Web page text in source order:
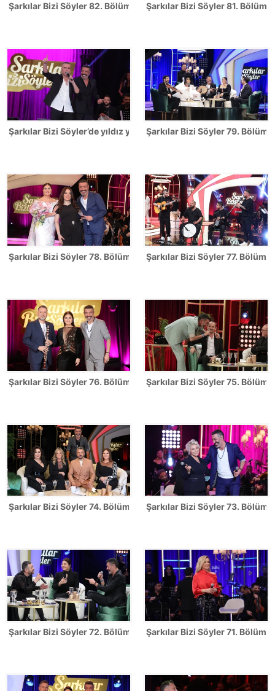
Şarkılar Bizi Söyler 82. Bölüm Fotoğrafları - YILBAŞI ÖZEL
Şarkılar Bizi Söyler 81. Bölüm
Şarkılar Bizi Söyler’de yıldız yağmuru!Şarkılar Bizi Söyler 79. Bölüm
Şarkılar Bizi Söyler 78. Bölüm FotoğraflarıŞarkılar Bizi Söyler 77. Bölüm
Şarkılar Bizi Söyler 76. Bölüm FotoğraflarıŞarkılar Bizi Söyler 75. Bölüm
Şarkılar Bizi Söyler 74. Bölüm FotoğraflarıŞarkılar Bizi Söyler 73. Bölüm
Şarkılar Bizi Söyler 72. Bölüm FotoğraflarıŞarkılar Bizi Söyler 71. Bölüm